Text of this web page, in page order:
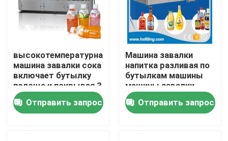
Дом
Продукты
высокотемпературная
машина завалки сока
включает бутылку
полоща и покрывая 3
в 1
Отправить запрос
Машина завалки
напитка разливая по
бутылкам машины
машины завалки
бутылки машины
завалки напитка
5000BPH 0.5L
Отправить запрос